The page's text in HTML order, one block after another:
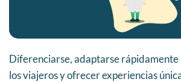
Diferenciarse, adaptarse rápidamente
los viajeros y ofrecer experiencias